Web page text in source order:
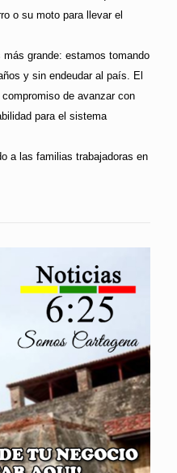
o su moto para llevar el
grande: estamos tomando
y sin endeudar al país. El
de avanzar con
para el sistema
a las familias trabajadoras en